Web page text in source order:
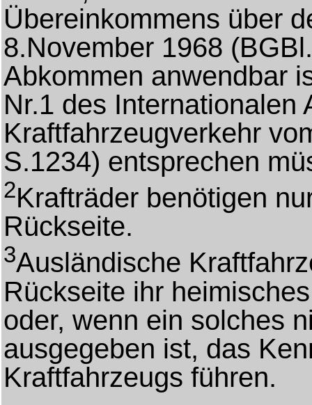
Übereinkommens über
8.November 1968
Abkommen anwendbar
Nr.1 des Internationalen
Kraftfahrzeugverkehr
S.1234) entsprechen
2Krafträder benötigen
Rückseite.
3Ausländische
Rückseite ihr
oder, wenn ein solches
ausgegeben ist, das
Kraftfahrzeugs führen.